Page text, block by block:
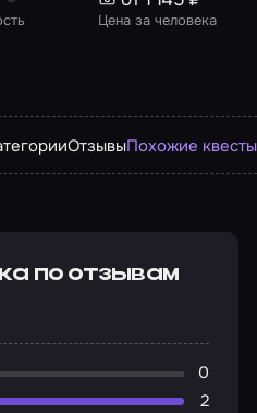
Цена за человека
ОтзывыПохожие квесты
по отзывам
0
2